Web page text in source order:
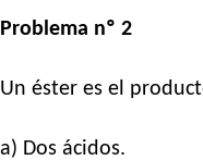
Problema nº 2
Un éster es el
a) Dos ácidos.